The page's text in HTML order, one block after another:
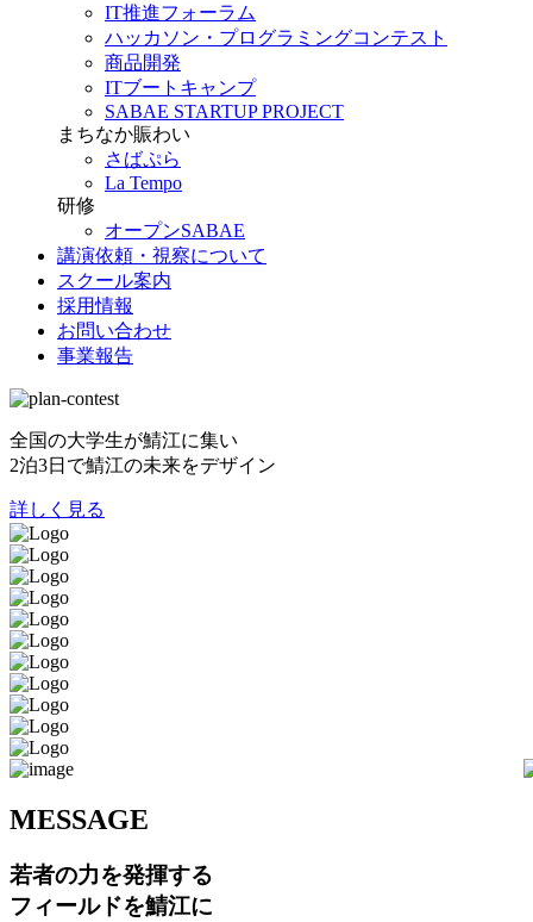
IT推進フォーラム
ハッカソン・プログラミングコンテスト
商品開発
ITブートキャンプ
SABAE STARTUP PROJECT
まちなか賑わい
さばぷら
La Tempo
研修
オープンSABAE
講演依頼・視察について
スクール案内
採用情報
お問い合わせ
事業報告
全国の大学生が鯖江に集い
2泊3日で鯖江の未来をデザイン
詳しく見る
MESSAGE
若者の力を発揮する
フィールドを鯖江に